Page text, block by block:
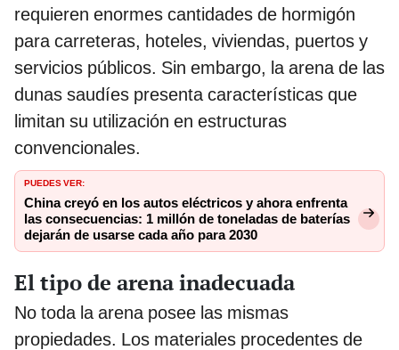
requieren enormes cantidades de hormigón
para carreteras, hoteles, viviendas, puertos y
servicios públicos. Sin embargo, la arena de las
dunas saudíes presenta características que
limitan su utilización en estructuras
convencionales.
PUEDES VER:
China creyó en los autos eléctricos y ahora enfrenta
las consecuencias: 1 millón de toneladas de baterías
dejarán de usarse cada año para 2030
El tipo de arena inadecuada
No toda la arena posee las mismas
propiedades. Los materiales procedentes de